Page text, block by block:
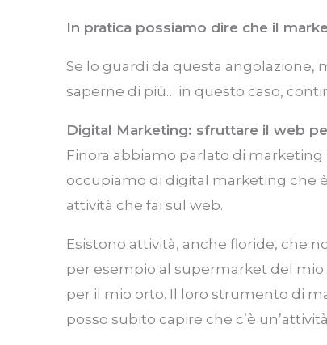
In pratica possiamo dire che il
Se lo guardi da questa angolazione,
saperne di più… in questo caso,
Digital Marketing: sfruttare il web
Finora abbiamo parlato di
occupiamo di digital marketing che
attività che fai sul web.
Esistono attività, anche floride, che
per esempio al supermarket del
per il mio orto. Il loro strumento di
posso subito capire che c’è